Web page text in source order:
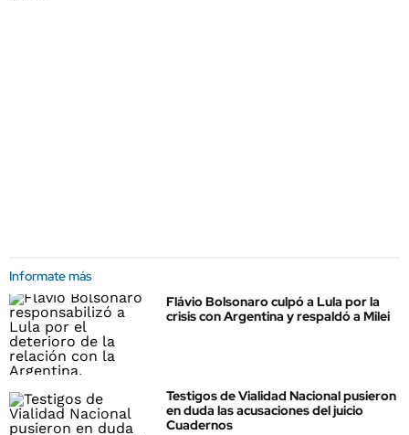
Informate más
Flávio Bolsonaro culpó a Lula por la
crisis con Argentina y respaldó a Milei
Testigos de Vialidad Nacional pusieron
en duda las acusaciones del juicio
Cuadernos